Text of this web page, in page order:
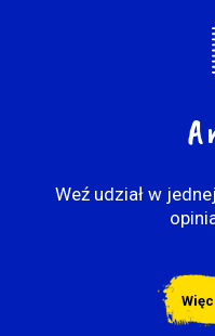
Weź udział w